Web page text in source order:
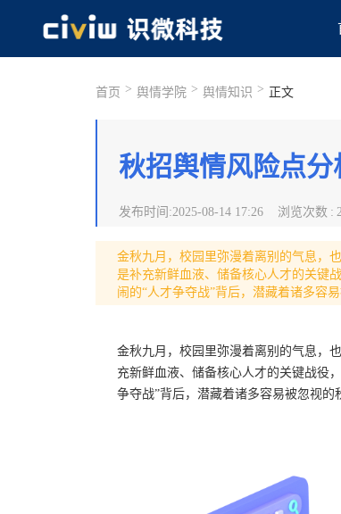
首页 > 舆情学院 > 舆情知识 > 正文
秋招舆情风险点分
发布时间 :2025-08-14 17:26 浏览次数 :
金秋九月，校园里弥漫着离别的气息，
是补充新鲜血液、储备核心人才的关键
闹的“人才争夺战”背后，潜藏着诸多容
金秋九月，校园里弥漫着离别的气息，
充新鲜血液、储备核心人才的关键战役
争夺战”背后，潜藏着诸多容易被忽视的